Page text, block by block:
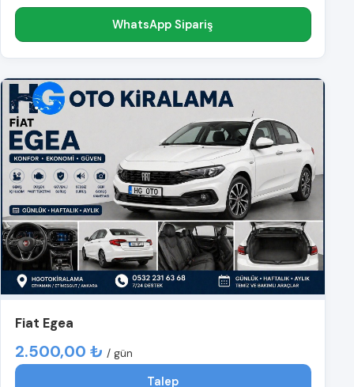
WhatsApp Sipariş
Fiat Egea
2.500,00 ₺ / gün
Talep